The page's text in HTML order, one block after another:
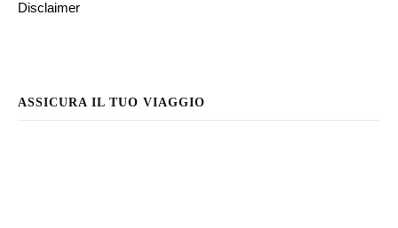
Disclaimer
ASSICURA IL TUO VIAGGIO